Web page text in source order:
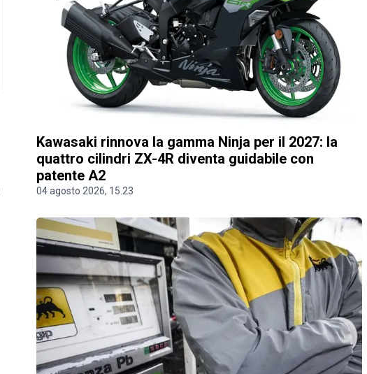
Kawasaki rinnova la gamma Ninja per il 2027: la
quattro cilindri ZX-4R diventa guidabile con
patente A2
04 agosto 2026, 15.23